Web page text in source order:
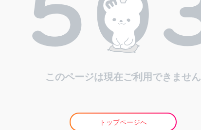
このページは現在ご利用できません